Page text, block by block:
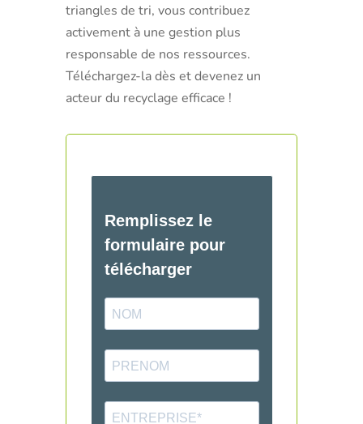
triangles de tri, vous contribuez
activement à une gestion plus
responsable de nos ressources.
Téléchargez-la dès et devenez un
acteur du recyclage efficace !